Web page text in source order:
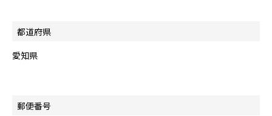
都道府県
愛知県
郵便番号